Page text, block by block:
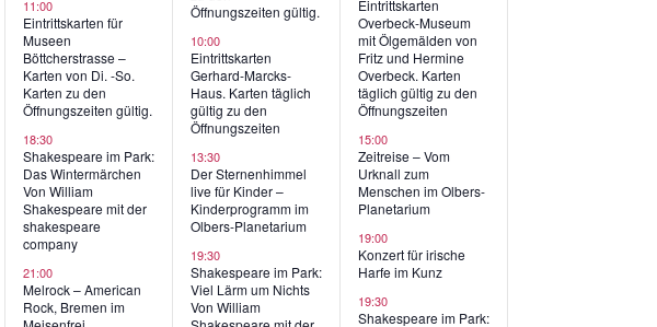
11:00
Eintrittskarten für
Museen
Böttcherstrasse –
Karten von Di. -So.
Karten zu den
Öffnungszeiten gültig.
18:30
Shakespeare im Park:
Das Wintermärchen
Von William
Shakespeare mit der
shakespeare
company
21:00
Melrock – American
Rock, Bremen im
Öffnungszeiten gültig.
10:00
Eintrittskarten
Gerhard-Marcks-
Haus. Karten täglich
gültig zu den
Öffnungszeiten
13:30
Der Sternenhimmel
live für Kinder –
Kinderprogramm im
Olbers-Planetarium
19:30
Shakespeare im Park:
Viel Lärm um Nichts
Von William
Eintrittskarten
Overbeck-Museum
mit Ölgemälden von
Fritz und Hermine
Overbeck. Karten
täglich gültig zu den
Öffnungszeiten
15:00
Zeitreise – Vom
Urknall zum
Menschen im Olbers-
Planetarium
19:00
Konzert für irische
Harfe im Kunz
19:30
Shakespeare im Park: